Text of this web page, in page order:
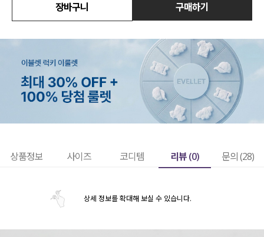
장바구니 구매하기
상품정보 사이즈 코디템 리뷰 (0) 문의 (28)
상세 정보를 확대해 보실 수 있습니다.